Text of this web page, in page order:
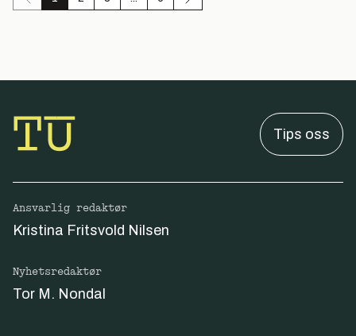
Tips oss
Ansvarlig redaktør
Kristina Fritsvold Nilsen
Nyhetsredaktør
Tor M. Nondal